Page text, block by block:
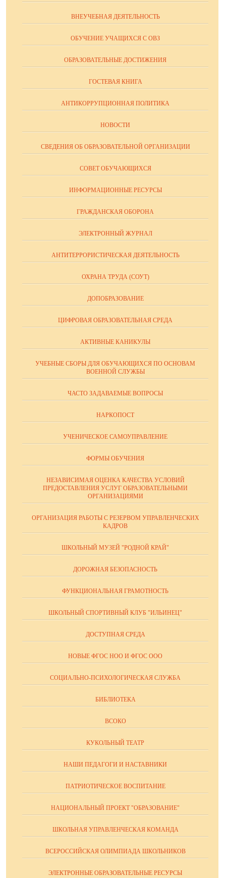
ВНЕУЧЕБНАЯ ДЕЯТЕЛЬНОСТЬ
ОБУЧЕНИЕ УЧАЩИХСЯ С ОВЗ
ОБРАЗОВАТЕЛЬНЫЕ ДОСТИЖЕНИЯ
ГОСТЕВАЯ КНИГА
АНТИКОРРУПЦИОННАЯ ПОЛИТИКА
НОВОСТИ
СВЕДЕНИЯ ОБ ОБРАЗОВАТЕЛЬНОЙ ОРГАНИЗАЦИИ
СОВЕТ ОБУЧАЮЩИХСЯ
ИНФОРМАЦИОННЫЕ РЕСУРСЫ
ГРАЖДАНСКАЯ ОБОРОНА
ЭЛЕКТРОННЫЙ ЖУРНАЛ
АНТИТЕРРОРИСТИЧЕСКАЯ ДЕЯТЕЛЬНОСТЬ
ОХРАНА ТРУДА (СОУТ)
ДОПОБРАЗОВАНИЕ
ЦИФРОВАЯ ОБРАЗОВАТЕЛЬНАЯ СРЕДА
АКТИВНЫЕ КАНИКУЛЫ
УЧЕБНЫЕ СБОРЫ ДЛЯ ОБУЧАЮЩИХСЯ ПО ОСНОВАМ
ВОЕННОЙ СЛУЖБЫ
ЧАСТО ЗАДАВАЕМЫЕ ВОПРОСЫ
НАРКОПОСТ
УЧЕНИЧЕСКОЕ САМОУПРАВЛЕНИЕ
ФОРМЫ ОБУЧЕНИЯ
НЕЗАВИСИМАЯ ОЦЕНКА КАЧЕСТВА УСЛОВИЙ
ПРЕДОСТАВЛЕНИЯ УСЛУГ ОБРАЗОВАТЕЛЬНЫМИ
ОРГАНИЗАЦИЯМИ
ОРГАНИЗАЦИЯ РАБОТЫ С РЕЗЕРВОМ УПРАВЛЕНЧЕСКИХ
КАДРОВ
ШКОЛЬНЫЙ МУЗЕЙ "РОДНОЙ КРАЙ"
ДОРОЖНАЯ БЕЗОПАСНОСТЬ
ФУНКЦИОНАЛЬНАЯ ГРАМОТНОСТЬ
ШКОЛЬНЫЙ СПОРТИВНЫЙ КЛУБ "ИЛЬИНЕЦ"
ДОСТУПНАЯ СРЕДА
НОВЫЕ ФГОС НОО И ФГОС ООО
СОЦИАЛЬНО-ПСИХОЛОГИЧЕСКАЯ СЛУЖБА
БИБЛИОТЕКА
ВСОКО
КУКОЛЬНЫЙ ТЕАТР
НАШИ ПЕДАГОГИ И НАСТАВНИКИ
ПАТРИОТИЧЕСКОЕ ВОСПИТАНИЕ
НАЦИОНАЛЬНЫЙ ПРОЕКТ "ОБРАЗОВАНИЕ"
ШКОЛЬНАЯ УПРАВЛЕНЧЕСКАЯ КОМАНДА
ВСЕРОССИЙСКАЯ ОЛИМПИАДА ШКОЛЬНИКОВ
ЭЛЕКТРОННЫЕ ОБРАЗОВАТЕЛЬНЫЕ РЕСУРСЫ